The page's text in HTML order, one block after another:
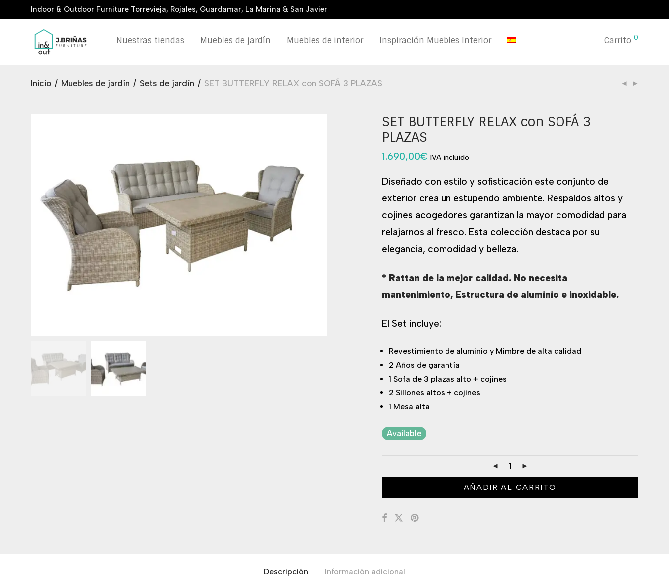
Indoor & Outdoor Furniture Torrevieja, Rojales, Guardamar, La Marina & San Javier
Nuestras tiendas Muebles de jardín Muebles de interior Inspiración Muebles Interior Carrito 0
Inicio / Muebles de jardín / Sets de jardín / SET BUTTERFLY RELAX con SOFÁ 3 PLAZAS
SET BUTTERFLY RELAX con SOFÁ 3
PLAZAS
1.690,00€ IVA incluido
Diseñado con estilo y sofisticación este conjunto de
exterior crea un estupendo ambiente. Respaldos altos y
cojines acogedores garantizan la mayor comodidad para
relajarnos al fresco. Esta colección destaca por su
elegancia, comodidad y belleza.
* Rattan de la mejor calidad. No necesita
mantenimiento, Estructura de aluminio e inoxidable.
El Set incluye:
Revestimiento de aluminio y Mimbre de alta calidad
2 Años de garantía
1 Sofa de 3 plazas alto + cojines
2 Sillones altos + cojines
1 Mesa alta
Available
AÑADIR AL CARRITO
Descripción Información adicional